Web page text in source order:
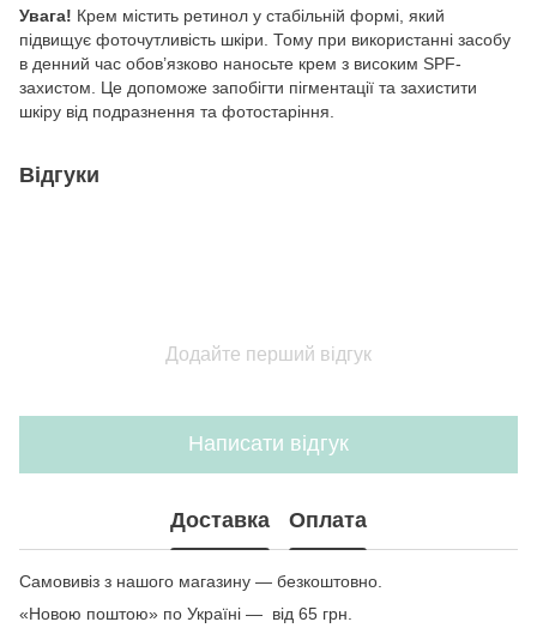
Увага! Крем містить ретинол у стабільній формі, який
підвищує фоточутливість шкіри. Тому при використанні засобу
в денний час обов’язково наносьте крем з високим SPF-
захистом. Це допоможе запобігти пігментації та захистити
шкіру від подразнення та фотостаріння.
Відгуки
Додайте перший відгук
Написати відгук
Доставка Оплата
Самовивіз з нашого магазину — безкоштовно.
«Новою поштою» по Україні — від 65 грн.